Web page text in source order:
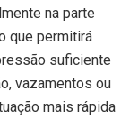
na parte
que permitirá
suficiente
vazamentos ou
mais rápida